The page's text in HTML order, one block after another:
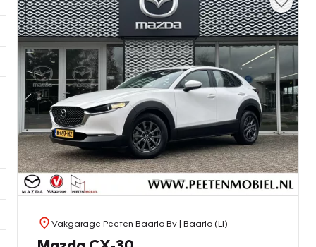
Vakgarage Peeten Baarlo Bv| Baarlo (LI)